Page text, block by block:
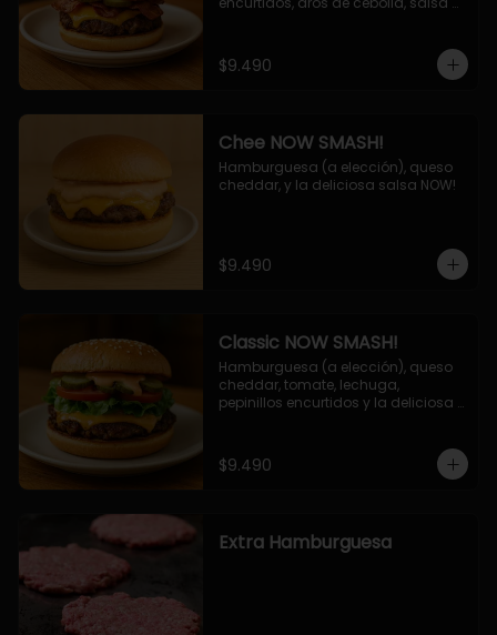
$9.490
Chee NOW SMASH!
Hamburguesa (a elección), queso
cheddar, y la deliciosa salsa NOW!
$9.490
Classic NOW SMASH!
Hamburguesa (a elección), queso
cheddar, tomate, lechuga,
pepinillos encurtidos y la deliciosa
$9.490
Extra Hamburguesa